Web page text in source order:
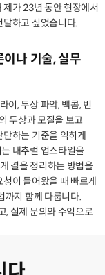
가 23년 동안 현장에서
하고 싶었습니다.
나 기술, 실무
이, 두상 파악, 백콤, 번
두상과 모질을 보고
하는 기준을 익히게
내추럴 업스타일을
결을 정리하는 방법을
이 들어왔을 때 빠르게
까지 함께 다룹니다.
, 실제 문의와 수익으로